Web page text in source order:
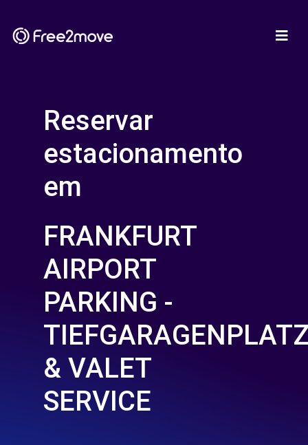
Reservar
estacionamento
em
FRANKFURT
AIRPORT
PARKING -
& VALET
SERVICE